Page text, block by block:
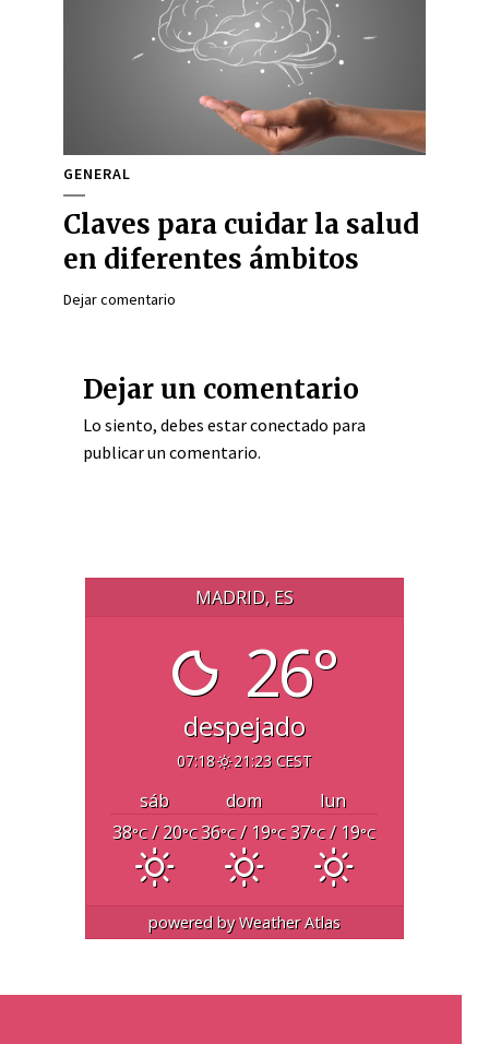
GENERAL
Claves para cuidar la salud
en diferentes ámbitos
Dejar comentario
Dejar un comentario
Lo siento, debes estarconectado para
publicar un comentario.
MADRID, ES
26°
despejado
07:18 21:23 CEST
sáb dom
lun
38°C/ 20°C36°C/ 19°C 37°C/ 19°C
powered byWeather Atlas